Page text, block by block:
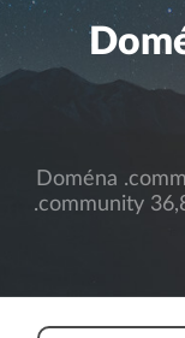
Doména
.community